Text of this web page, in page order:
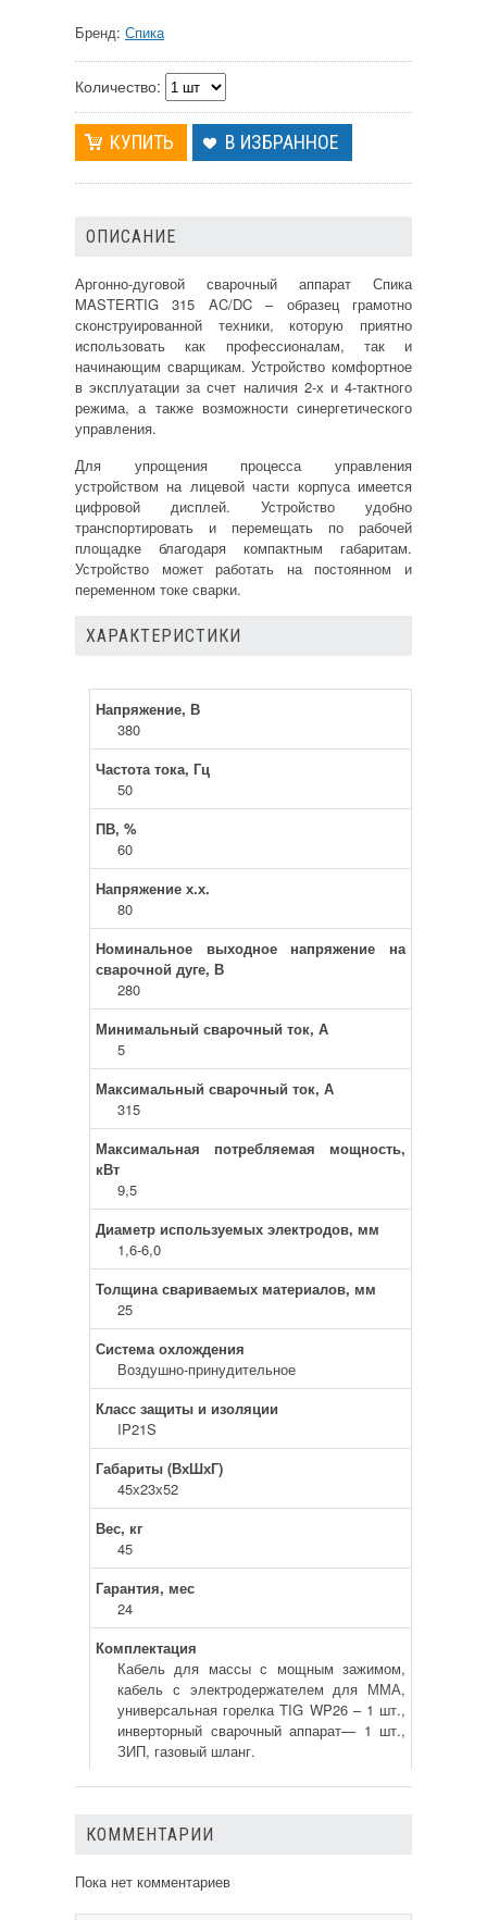
Бренд: Спика
Количество:
В ИЗБРАННОЕ
ОПИСАНИЕ
Аргонно-дуговой сварочный аппарат Спика
MASTERTIG 315 AC/DC – образец грамотно
сконструированной техники, которую приятно
использовать как профессионалам, так и
начинающим сварщикам. Устройство комфортное
в эксплуатации за счет наличия 2-х и 4-тактного
режима, а также возможности синергетического
управления.
Для упрощения процесса управления
устройством на лицевой части корпуса имеется
цифровой дисплей. Устройство удобно
транспортировать и перемещать по рабочей
площадке благодаря компактным габаритам.
Устройство может работать на постоянном и
переменном токе сварки.
ХАРАКТЕРИСТИКИ
Напряжение, В
380
Частота тока, Гц
50
ПВ, %
60
Напряжение х.х.
80
Номинальное выходное напряжение на
сварочной дуге, В
280
Минимальный сварочный ток, А
5
Максимальный сварочный ток, А
315
Максимальная потребляемая мощность,
кВт
9,5
Диаметр используемых электродов, мм
1,6-6,0
Толщина свариваемых материалов, мм
25
Система охлождения
Воздушно-принудительное
Класс защиты и изоляции
IP21S
Габариты (ВхШхГ)
45х23х52
Вес, кг
45
Гарантия, мес
24
Комплектация
Кабель для массы с мощным зажимом,
кабель с электродержателем для ММА,
универсальная горелка TIG WP26 – 1 шт.,
инверторный сварочный аппарат— 1 шт.,
ЗИП, газовый шланг.
КОММЕНТАРИИ
Пока нет комментариев